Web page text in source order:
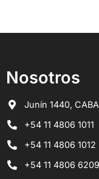
Nosotros
Junín 1440, CABA
+54 11 4806 1011
+54 11 4806 1012
+54 11 4806 6209